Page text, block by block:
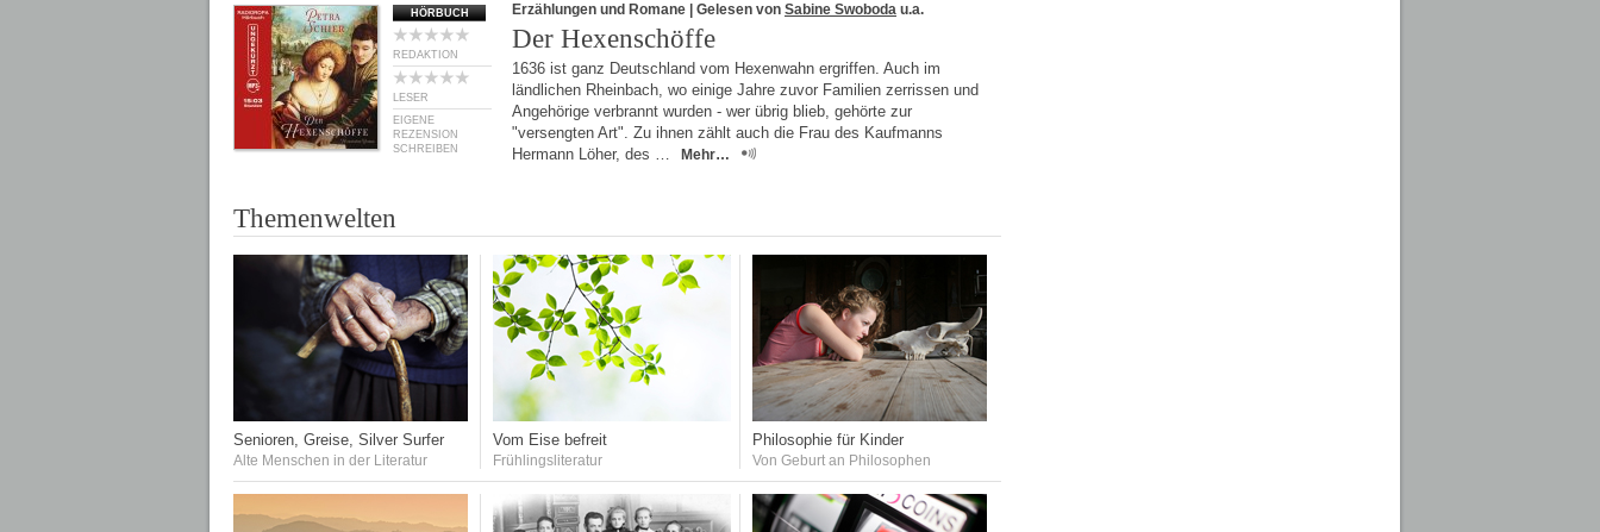
HÖRBUCH
REDAKTION
LESER
EIGENE
REZENSION
SCHREIBEN
Erzählungen und Romane | Gelesen von Sabine Swoboda u.a.
Der Hexenschöffe
1636 ist ganz Deutschland vom Hexenwahn ergriffen. Auch im
ländlichen Rheinbach, wo einige Jahre zuvor Familien zerrissen und
Angehörige verbrannt wurden - wer übrig blieb, gehörte zur
"versengten Art". Zu ihnen zählt auch die Frau des Kaufmanns
Hermann Löher, des …
Mehr…
Themenwelten
Senioren, Greise, Silver Surfer
Alte Menschen in der Literatur
Vom Eise befreit
Frühlingsliteratur
Philosophie für Kinder
Von Geburt an Philosophen